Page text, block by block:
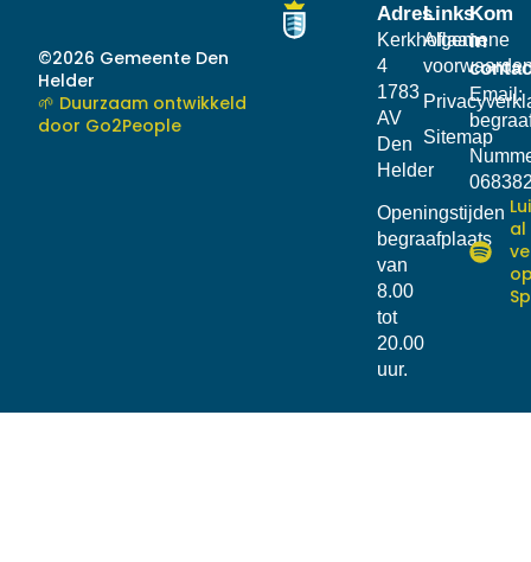
Adres
Kerkhoflaan
4
1783
AV
Den
Helder
Openingstijden
begraafplaats
van
8.00
tot
20.00
uur.
Links
Algemene
Sitemap
Kom
in
Email:
al
©2026 Gemeente Den
Helder
🌱 Duurzaam ontwikkeld
door Go2People